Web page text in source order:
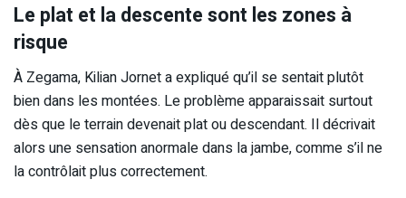
Le plat et la descente sont les zones à
risque
À Zegama, Kilian Jornet a expliqué qu’il se sentait plutôt
bien dans les montées. Le problème apparaissait surtout
dès que le terrain devenait plat ou descendant. Il décrivait
alors une sensation anormale dans la jambe, comme s’il ne
la contrôlait plus correctement.